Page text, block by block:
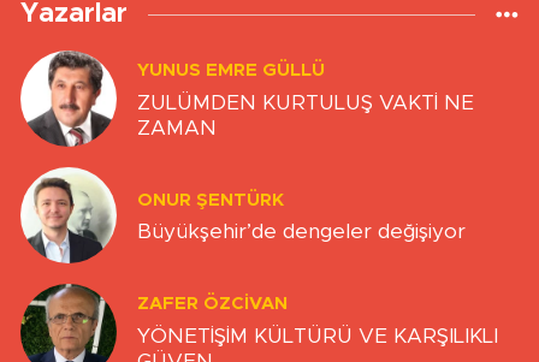
Yazarlar
YUNUS EMRE GÜLLÜ
ZULÜMDEN KURTULUŞ VAKTİ NE
ZAMAN
ONUR ŞENTÜRK
Büyükşehir’de dengeler değişiyor
ZAFER ÖZCIVAN
YÖNETİŞİM KÜLTÜRÜ VE KARŞILIKLI